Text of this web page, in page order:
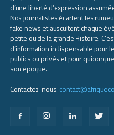
d’une liberté d’expression
Nos journalistes écartent les
fake news et auscultent chaque
petite ou de la grande Histoire.
d’information indispensable pour
publics ou privés et pour
son époque.
Contactez-nous: